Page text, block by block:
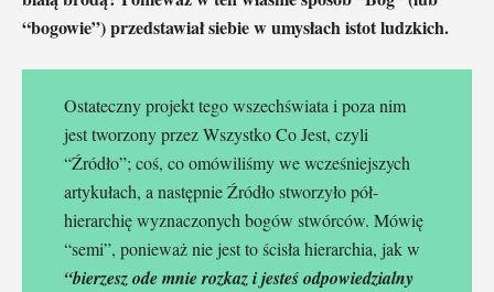
“bogowie”) przedstawiał siebie w umysłach istot ludzkich.
Ostateczny projekt tego wszechświata i poza nim
jest tworzony przez Wszystko Co Jest, czyli
“Źródło”; coś, co omówiliśmy we wcześniejszych
artykułach, a następnie Źródło stworzyło pół-
hierarchię wyznaczonych bogów stwórców. Mówię
“semi”, ponieważ nie jest to ścisła hierarchia, jak w
“bierzesz ode mnie rozkaz i jesteś odpowiedzialny